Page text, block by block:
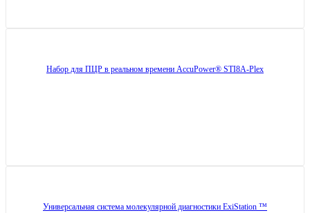
Набор для ПЦР в реальном времени AccuPower® STI8A-Plex
Универсальная система молекулярной диагностики ExiStation ™